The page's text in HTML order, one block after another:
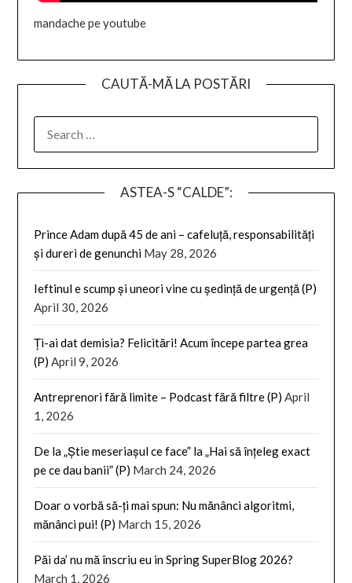
mandache pe youtube
CAUTĂ-MĂ LA POSTĂRI
FOR:
ASTEA-S “CALDE”:
Prince Adam după 45 de ani – cafeluță, responsabilități
și dureri de genunchi May 28, 2026
Ieftinul e scump și uneori vine cu ședință de urgență (P)
April 30, 2026
Ți-ai dat demisia? Felicitări! Acum începe partea grea
(P) April 9, 2026
Antreprenori fără limite – Podcast fără filtre (P) April
1, 2026
De la „Știe meseriașul ce face” la „Hai să înțeleg exact
pe ce dau banii” (P) March 24, 2026
Doar o vorbă să-ți mai spun: Nu mănânci algoritmi,
mănânci pui! (P) March 15, 2026
Păi da’ nu mă înscriu eu in Spring SuperBlog 2026?
March 1, 2026